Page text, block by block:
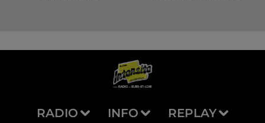
RADIO INFO REPLAY